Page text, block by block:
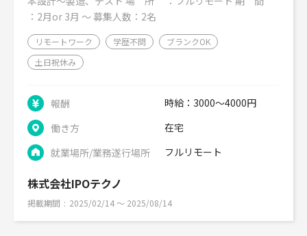
：2月or 3月 ～ 募集人数：2名
リモートワーク 学歴不問
ブランクOK
土日祝休み
報酬
時給：3000～4000円
働き方
在宅
就業場所/業務遂行場所
フルリモート
株式会社IPOテクノ
掲載期間 2025/02/14 〜 2025/08/14